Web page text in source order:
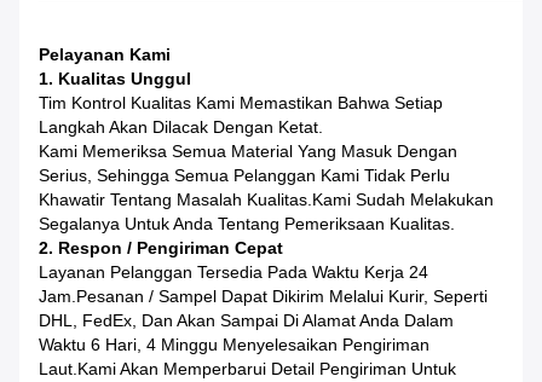
Pelayanan Kami
1. Kualitas Unggul
Tim Kontrol Kualitas Kami Memastikan Bahwa Setiap
Langkah Akan Dilacak Dengan Ketat.
Kami Memeriksa Semua Material Yang Masuk Dengan
Serius, Sehingga Semua Pelanggan Kami Tidak Perlu
Khawatir Tentang Masalah Kualitas.Kami Sudah Melakukan
Segalanya Untuk Anda Tentang Pemeriksaan Kualitas.
2. Respon / Pengiriman Cepat
Layanan Pelanggan Tersedia Pada Waktu Kerja 24
Jam.Pesanan / Sampel Dapat Dikirim Melalui Kurir, Seperti
DHL, FedEx, Dan Akan Sampai Di Alamat Anda Dalam
Waktu 6 Hari, 4 Minggu Menyelesaikan Pengiriman
Laut.Kami Akan Memperbarui Detail Pengiriman Untuk